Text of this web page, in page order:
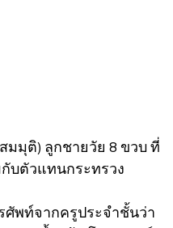
มมุติ) ลูกชายวัย 8 ขวบ ที่
บตัวแทนกระทรวง
ศัพท์จากครูประจำชั้นว่า